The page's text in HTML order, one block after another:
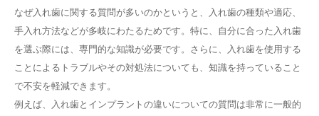
なぜ入れ歯に関する質問が多いのかというと、入れ歯の種類や適応、
手入れ方法などが多岐にわたるためです。特に、自分に合った入れ歯
を選ぶ際には、専門的な知識が必要です。さらに、入れ歯を使用する
ことによるトラブルやその対処法についても、知識を持っていること
で不安を軽減できます。
例えば、入れ歯とインプラントの違いについての質問は非常に一般的